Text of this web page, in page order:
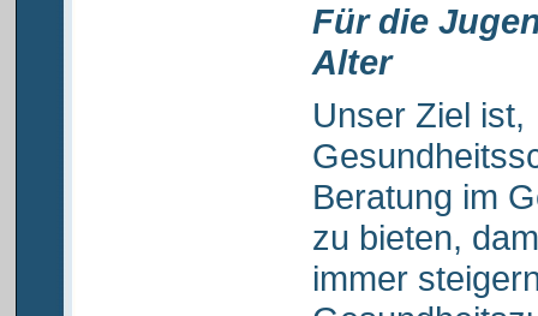
Für die
Alter
Unser Ziel ist,
Beratung im
zu bieten,
immer